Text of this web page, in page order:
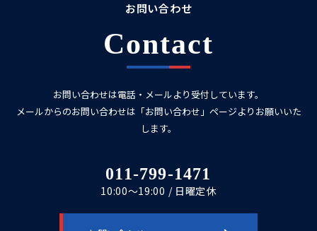
お問い合わせ
Contact
お問い合わせは電話・メールより受付しています。
メールからのお問い合わせは「お問い合わせ」ページよりお願いいた
します。
011-799-1471
10:00～19:00 / 日曜定休